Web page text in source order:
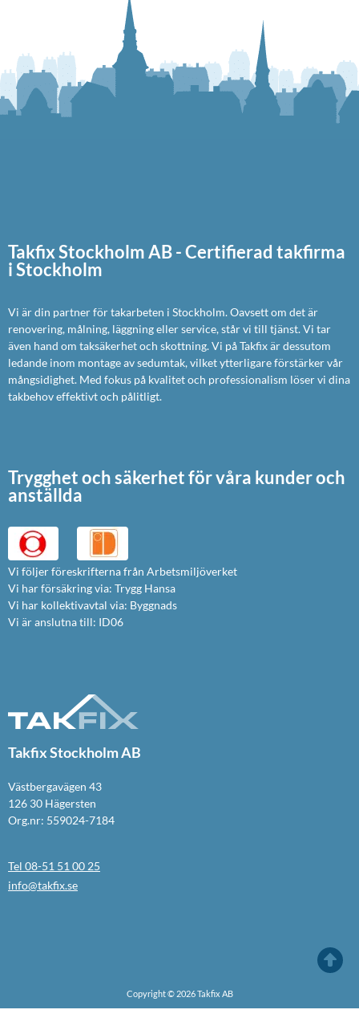
Takfix Stockholm AB - Certifierad takfirma
i Stockholm
Vi är din partner för takarbeten i Stockholm. Oavsett om det är
renovering, målning, läggning eller service, står vi till tjänst. Vi tar
även hand om taksäkerhet och skottning. Vi på Takfix är dessutom
ledande inom montage av sedumtak, vilket ytterligare förstärker vår
mångsidighet. Med fokus på kvalitet och professionalism löser vi dina
takbehov effektivt och pålitligt.
Trygghet och säkerhet för våra kunder och
anställda
Vi följer föreskrifterna från Arbetsmiljöverket
Vi har försäkring via: Trygg Hansa
Vi har kollektivavtal via: Byggnads
Vi är anslutna till: ID06
Takfix Stockholm AB
Västbergavägen 43
126 30 Hägersten
Org.nr: 559024-7184
Tel 08-51 51 00 25
info@takfix.se
Copyright © 2026 Takfix AB